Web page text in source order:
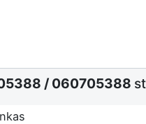
/060705388